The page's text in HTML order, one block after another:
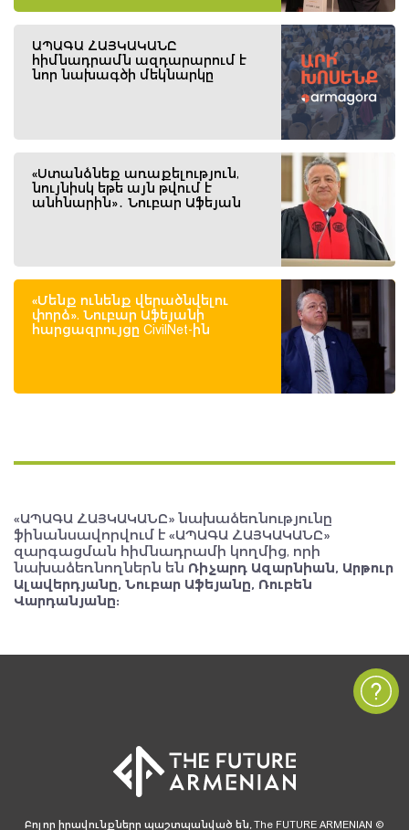
ԱՊԱԳԱ ՀԱՅԿԱԿԱՆԸ
հիմնադրամն ազդարարում է
նոր նախագծի մեկնարկը
«Ստանձնեք առաքելություն,
նույնիսկ եթե այն թվում է
անհնարին»․ Նուբար Աֆեյան
«Մենք ունենք վերածնվելու
փորձ». Նուբար Աֆեյանի
հարցազրույցը CivilNet-ին
«ԱՊԱԳԱ ՀԱՅԿԱԿԱՆԸ» նախաձեռնությունը
ֆինանսավորվում է «ԱՊԱԳԱ ՀԱՅԿԱԿԱՆԸ»
զարգացման հիմնադրամի կողմից, որի
նախաձեռնողներն են Ռիչարդ Ազարնիան, Արթուր
Ալավերդյանը, Նուբար Աֆեյանը, Ռուբեն
Վարդանյանը:
Բոլոր իրավունքները պաշտպանված են, The FUTURE ARMENIAN ©